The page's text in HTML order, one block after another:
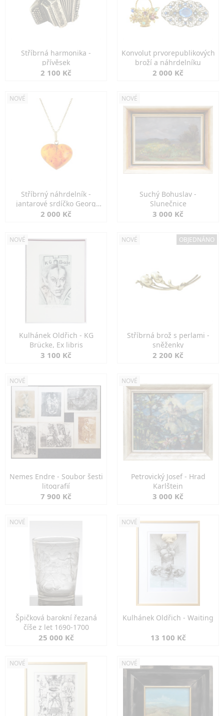
Stříbrná harmonika -
přívěsek
2 100 Kč
Konvolut prvorepublikových
broží a náhrdelníku
2 000 Kč
NOVÉ
Stříbrný náhrdelník -
jantarové srdíčko Georg
Kramer
2 000 Kč
NOVÉ
Suchý Bohuslav -
Slunečnice
3 000 Kč
NOVÉ
Kulhánek Oldřich - KG
Brücke, Ex libris
3 100 Kč
NOVÉ OBJEDNÁNO
Stříbrná brož s perlami -
sněženky
2 200 Kč
NOVÉ
Nemes Endre - Soubor šesti
litografií
7 900 Kč
NOVÉ
Petrovický Josef - Hrad
Karlštejn
3 000 Kč
NOVÉ
Špičková barokní řezaná
číše z let 1690-1700
25 000 Kč
NOVÉ
Kulhánek Oldřich - Waiting
13 100 Kč
NOVÉ NOVÉ